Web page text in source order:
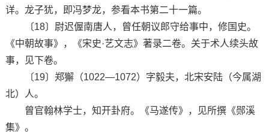
详。龙子犹，即冯梦龙，参看本书第二十一篇。
〔18〕尉迟偓南唐人，曾任朝议郎守给事中，修国史。
《中朝故事》，《宋史·艺文志》著录二卷。关于术人续头故
事，见下卷。
〔19〕郑獬（1022—1072）字毅夫，北宋安陆（今属湖
北）人。
曾官翰林学士，知开卦府。《马遂传》，见所撰《郧溪
集》。